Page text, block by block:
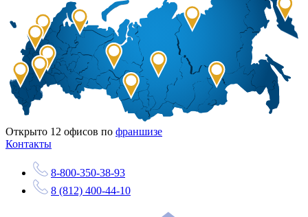
Открыто 12 офисов по франшизе
Контакты
8-800-350-38-93
8 (812) 400-44-10